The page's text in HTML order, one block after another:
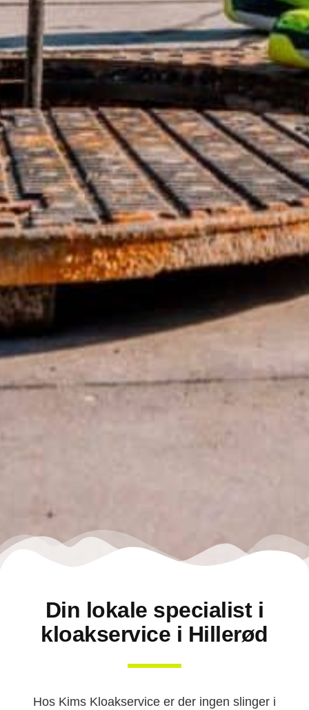
Din lokale specialist i
kloakservice i Hillerød
Hos Kims Kloakservice er der ingen slinger i